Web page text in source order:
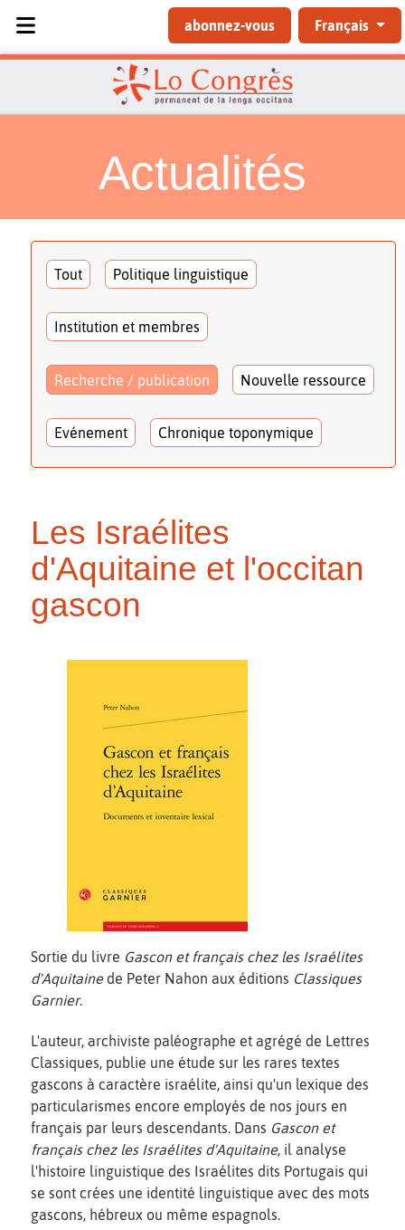
abonnez-vous Français
Actualités
Tout Politique linguistique
Institution et membres
Recherche / publication Nouvelle ressource
Evénement Chronique toponymique
Les Israélites
d'Aquitaine et l'occitan
gascon
Sortie du livre Gascon et français chez les Israélites
d'Aquitainede Peter Nahon aux éditions Classiques
Garnier.
L'auteur, archiviste paléographe et agrégé de Lettres
Classiques, publie une étude sur les rares textes
gascons à caractère israélite, ainsi qu'un lexique des
particularismes encore employés de nos jours en
français par leurs descendants. Dans Gascon et
français chez les Israélites d'Aquitaine, il analyse
l'histoire linguistique des Israélites dits Portugais qui
se sont crées une identité linguistique avec des mots
gascons, hébreux ou même espagnols.